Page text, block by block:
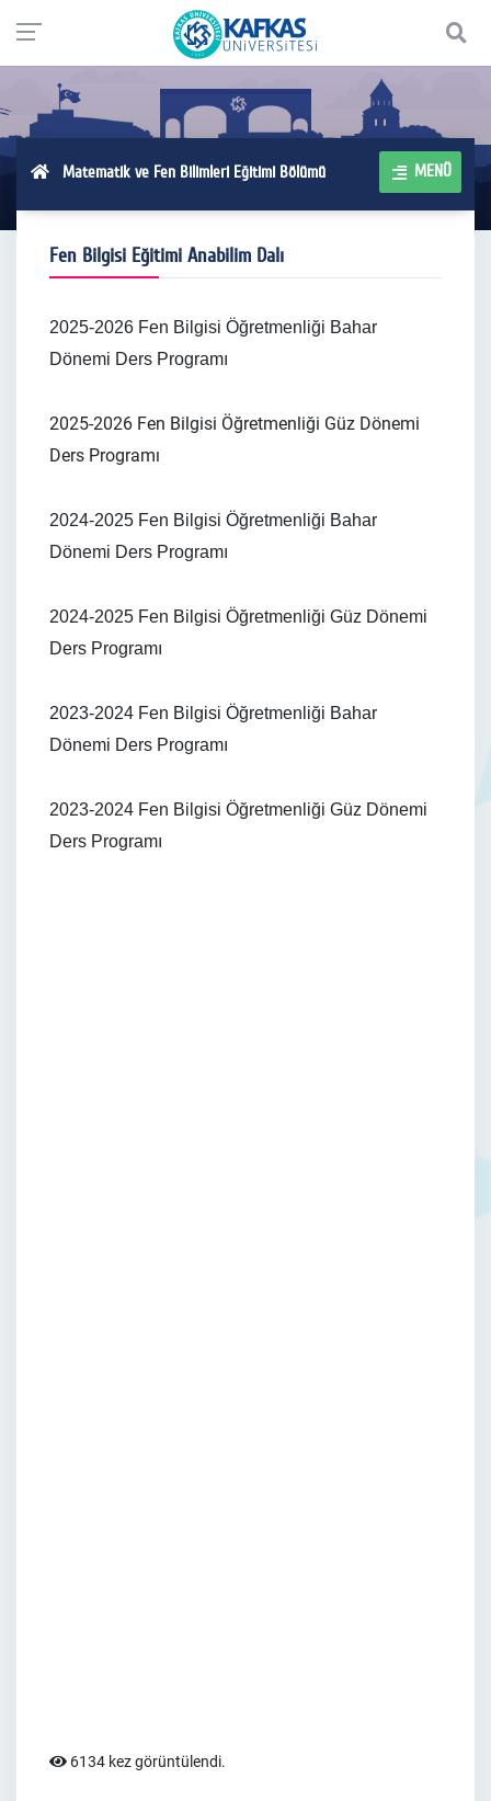
Matematik ve Fen Bilimleri Eğitimi Bölümü MENÜ
Fen Bilgisi Eğitimi Anabilim Dalı
2025-2026 Fen Bilgisi Öğretmenliği Bahar
Dönemi Ders Programı
2025-2026 Fen Bilgisi Öğretmenliği Güz Dönemi
Ders Programı
2024-2025 Fen Bilgisi Öğretmenliği Bahar
Dönemi Ders Programı
2024-2025 Fen Bilgisi Öğretmenliği Güz Dönemi
Ders Programı
2023-2024 Fen Bilgisi Öğretmenliği Bahar
Dönemi Ders Programı
2023-2024 Fen Bilgisi Öğretmenliği Güz Dönemi
Ders Programı
6134 kez görüntülendi.